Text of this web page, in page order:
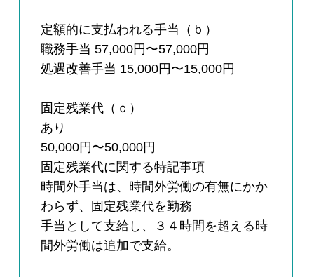
定額的に支払われる手当（ｂ）
職務手当 57,000円〜57,000円
処遇改善手当 15,000円〜15,000円
固定残業代（ｃ）
あり
50,000円〜50,000円
固定残業代に関する特記事項
時間外手当は、時間外労働の有無にかか
わらず、固定残業代を勤務
手当として支給し、３４時間を超える時
間外労働は追加で支給。